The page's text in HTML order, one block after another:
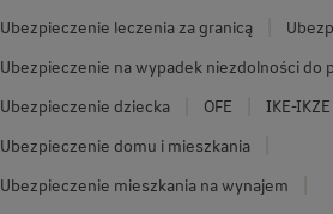
Ubezpieczenie leczenia za granicą
Ubezpieczenie na wypadek niezdolności do
Ubezpieczenie dziecka
OFE IKE-IKZE
Ubezpieczenie domu i mieszkania
Ubezpieczenie mieszkania na wynajem